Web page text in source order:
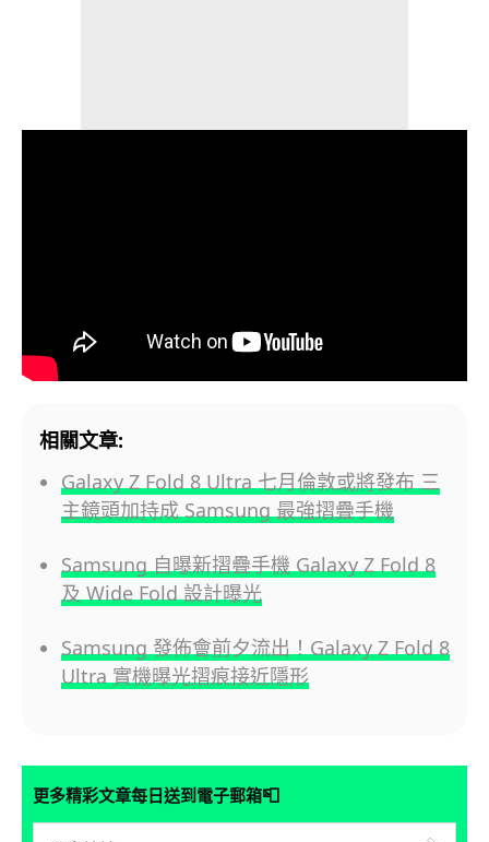
相關文章:
Galaxy Z Fold 8 Ultra 七月倫敦或將發布 三
主鏡頭加持成 Samsung 最強摺疊手機
Samsung 自曝新摺疊手機 Galaxy Z Fold 8
及 Wide Fold 設計曝光
Samsung 發佈會前夕流出！Galaxy Z Fold 8
Ultra 實機曝光摺痕接近隱形
更多精彩文章每日送到電子郵箱📮